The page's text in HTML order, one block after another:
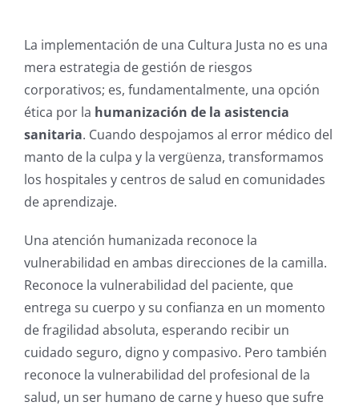
La implementación de una Cultura Justa no es una
mera estrategia de gestión de riesgos
corporativos; es, fundamentalmente, una opción
ética por la humanización de la asistencia
sanitaria. Cuando despojamos al error médico del
manto de la culpa y la vergüenza, transformamos
los hospitales y centros de salud en comunidades
de aprendizaje.
Una atención humanizada reconoce la
vulnerabilidad en ambas direcciones de la camilla.
Reconoce la vulnerabilidad del paciente, que
entrega su cuerpo y su confianza en un momento
de fragilidad absoluta, esperando recibir un
cuidado seguro, digno y compasivo. Pero también
reconoce la vulnerabilidad del profesional de la
salud, un ser humano de carne y hueso que sufre